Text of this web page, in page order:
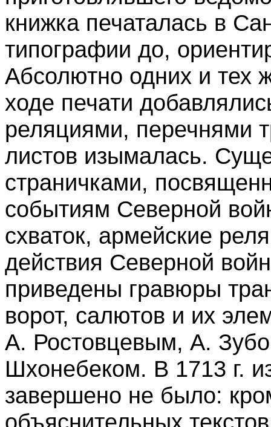
книжка печаталась в
типографии до,
Абсолютно одних и тех
ходе печати
реляциями, перечнями
листов изымалась.
страничками,
событиям Северной
схваток, армейские
действия Северной
приведены гравюры
ворот, салютов и их
А. Ростовцевым, А.
Шхонебеком. В 1713 г.
завершено не было: